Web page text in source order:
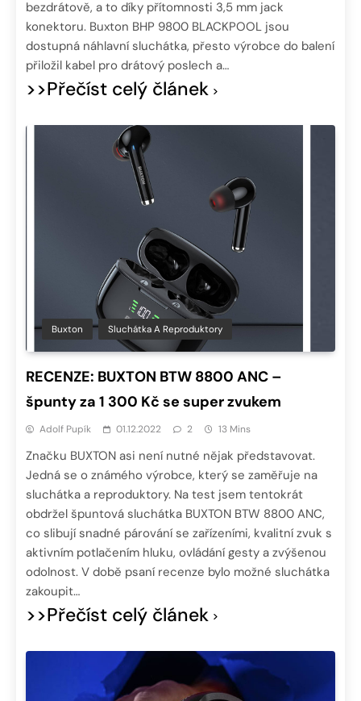
bezdrátově, a to díky přítomnosti 3,5 mm jack
konektoru. Buxton BHP 9800 BLACKPOOL jsou
dostupná náhlavní sluchátka, přesto výrobce do balení
přiložil kabel pro drátový poslech a…
>>Přečíst celý článek
Buxton Sluchátka A Reproduktory
RECENZE: BUXTON BTW 8800 ANC –
špunty za 1 300 Kč se super zvukem
Adolf Pupík 01.12.2022 2 13 Mins
Značku BUXTON asi není nutné nějak představovat.
Jedná se o známého výrobce, který se zaměřuje na
sluchátka a reproduktory. Na test jsem tentokrát
obdržel špuntová sluchátka BUXTON BTW 8800 ANC,
co slibují snadné párování se zařízeními, kvalitní zvuk s
aktivním potlačením hluku, ovládání gesty a zvýšenou
odolnost. V době psaní recenze bylo možné sluchátka
zakoupit…
>>Přečíst celý článek